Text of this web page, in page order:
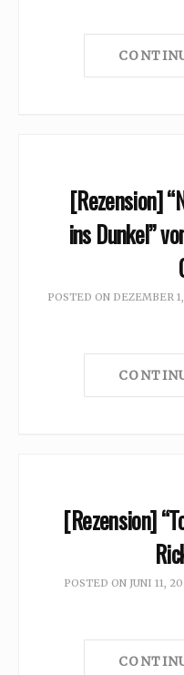
[Rezension]
ins Dunkel”
POSTED ON DEZEMBER
[Rezension]
POSTED ON JUNI 11,